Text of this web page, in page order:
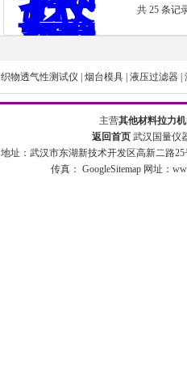
共 25 条记
织物透气性测试仪 烟台模具 液压过滤器
主营其他材料拉力机
返回首页武汉国量仪
地址：武汉市东湖新技术开发区高新二路
传真： GoogleSitemap 网址：